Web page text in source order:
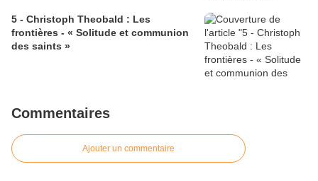
5 - Christoph Theobald : Les
frontières - « Solitude et communion
des saints »
Commentaires
Ajouter un commentaire